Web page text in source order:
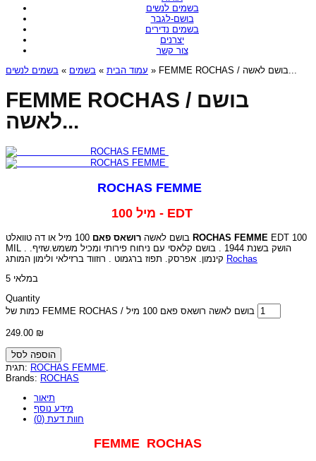
בשמים לנשים
בושם-לגבר
בשמים נדירים
יצרנים
צור קשר
עמוד הבית » בשמים » בשמים לנשים » FEMME ROCHAS / בושם לאשה...
FEMME ROCHAS / בושם
לאשה...
ROCHAS FEMME
100 מיל - EDT
בושם לאשה רושאס פאם ROCHAS FEMME EDT 100
MIL . הושק בשנת 1944 . בושם קלאסי עם ניחוח פירותי ומכיל משמש.שזיף.
Rochas
5 במלאי
Quantity
כמות של FEMME ROCHAS / בושם לאשה רושאס פאם 100 מיל
249.00 ₪
הוספה לסל
תגית: ROCHAS FEMME.
Brands: ROCHAS
תיאור
מידע נוסף
חוות דעת (0)
FEMME ROCHAS